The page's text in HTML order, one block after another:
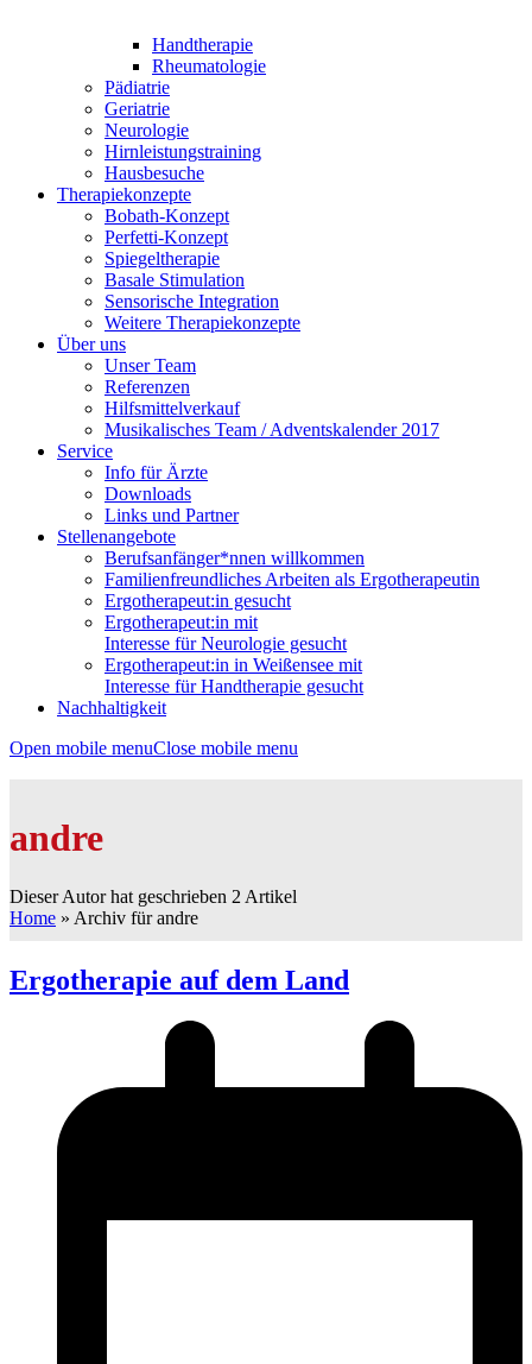
Handtherapie
Rheumatologie
Pädiatrie
Geriatrie
Neurologie
Hirnleistungstraining
Hausbesuche
Therapiekonzepte
Bobath-Konzept
Perfetti-Konzept
Spiegeltherapie
Basale Stimulation
Sensorische Integration
Weitere Therapiekonzepte
Über uns
Unser Team
Referenzen
Hilfsmittelverkauf
Musikalisches Team / Adventskalender 2017
Service
Info für Ärzte
Downloads
Links und Partner
Stellenangebote
Berufsanfänger*nnen willkommen
Familienfreundliches Arbeiten als Ergotherapeutin
Ergotherapeut:in gesucht
Ergotherapeut:in mit
Interesse für Neurologie gesucht
Ergotherapeut:in in Weißensee mit
Interesse für Handtherapie gesucht
Nachhaltigkeit
Open mobile menuClose mobile menu
andre
Dieser Autor hat geschrieben 2 Artikel
Home » Archiv für andre
Ergotherapie auf dem Land